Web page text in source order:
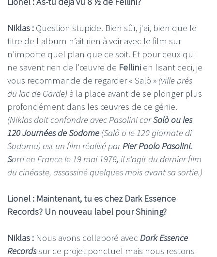
Niklas : Question stupide. Bien sûr, j'ai, bien que le
titre de l'album n’ait rien à voir avec le film sur
n'importe quel plan que ce soit. Et pour ceux qui
ne savent rien de l'œuvre de Fellini en lisant ceci, je
vous recommande de regarder « Salò » (ville près
du lac de Garde) à la place avant de se plonger plus
profondément dans les œuvres de ce génie.
(Niklas doit confondre avec Pasolini carSalò ou les
120 Journées de Sodome (Salò o le 120 giornate di
Sodoma) est un film réalisé parPier Paolo Pasolini.
Sorti en France le 19 mai 1976, il s'agit du dernier film
du cinéaste, assassiné quelques mois avant sa sortie.)
Lionel : Maintenant, tu es chez Dark Essence
Records? Un nouveau label pour Shining?
Niklas : Nous avons collaboré avec Dark Essence
Recordssur ce projet ponctuel mais nous restons